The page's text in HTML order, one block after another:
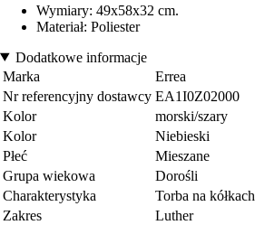
Wymiary: 49x58x32 cm.
Materiał: Poliester
Dodatkowe informacje
Marka
Errea
Nr referencyjny dostawcy EA1I0Z02000
Kolor
morski/szary
Kolor
Niebieski
Płeć
Mieszane
Grupa wiekowa
Dorośli
Charakterystyka
Torba na kółkach
Zakres
Luther